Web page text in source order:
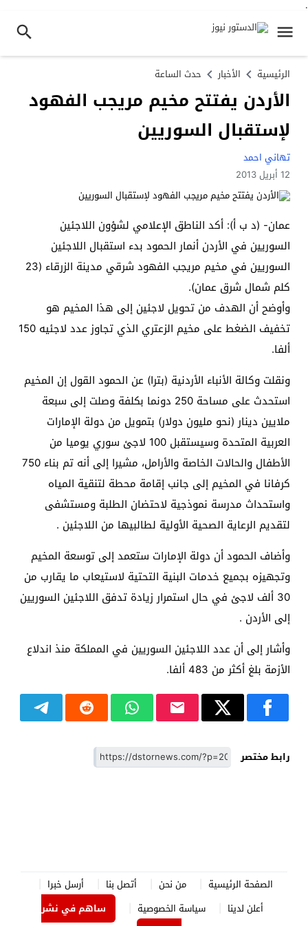
.
الرئيسية الأخبار حدث الساعة
الأردن يفتتح مخيم مريجب الفهود
لإستقبال السوريين
تهاني احمد
12 أبريل 2013
عمان- (د ب أ): أكد الناطق الإعلامي لشؤون اللاجئين
السوريين في الأردن أنمار الحمود بدء استقبال اللاجئين
السوريين في مخيم مريجب الفهود شرقي مدينة الزرقاء (23
كلم شمال شرق عمان).
وأوضح أن الهدف من تحويل لاجئين إلى هذا المخيم هو
تخفيف الضغط على مخيم الزعتري الذي تجاوز عدد لاجئيه 150
ألفا.
ونقلت وكالة الأنباء الأردنية (بترا) عن الحمود القول إن المخيم
استحدث على مساحة 250 دونما بكلفة وصلت إلى سبعة
ملايين دينار (نحو مليون دولار) بتمويل من دولة الإمارات
العربية المتحدة وسيستقبل 100 لاجئ سوري يوميا من
الأطفال والحالات الخاصة والأرامل، مشيرا إلى أنه تم بناء 750
كرفانا في المخيم إلى جانب إقامة محطة لتنقية المياه
واستحداث مدرسة نموذجية لاحتضان الطلبة ومستشفى
لتقديم الرعاية الصحية الأولية لطالبيها من اللاجئين .
وأضاف الحمود أن دولة الإمارات ستعمد إلى توسعة المخيم
وتجهيزه بجميع خدمات البنية التحتية لاستيعاب ما يقارب من
30 ألف لاجئ في حال استمرار زيادة تدفق اللاجئين السوريين
إلى الأردن .
وأشار إلى أن عدد اللاجئين السوريين في المملكة منذ اندلاع
الأزمة بلغ أكثر من 483 ألفا.
رابط مختصر
الصفحة الرئيسية من نحن أتصل بنا
أرسل خبرا
أعلن لدينا
سياسة الخصوصية
ساهم في نشر